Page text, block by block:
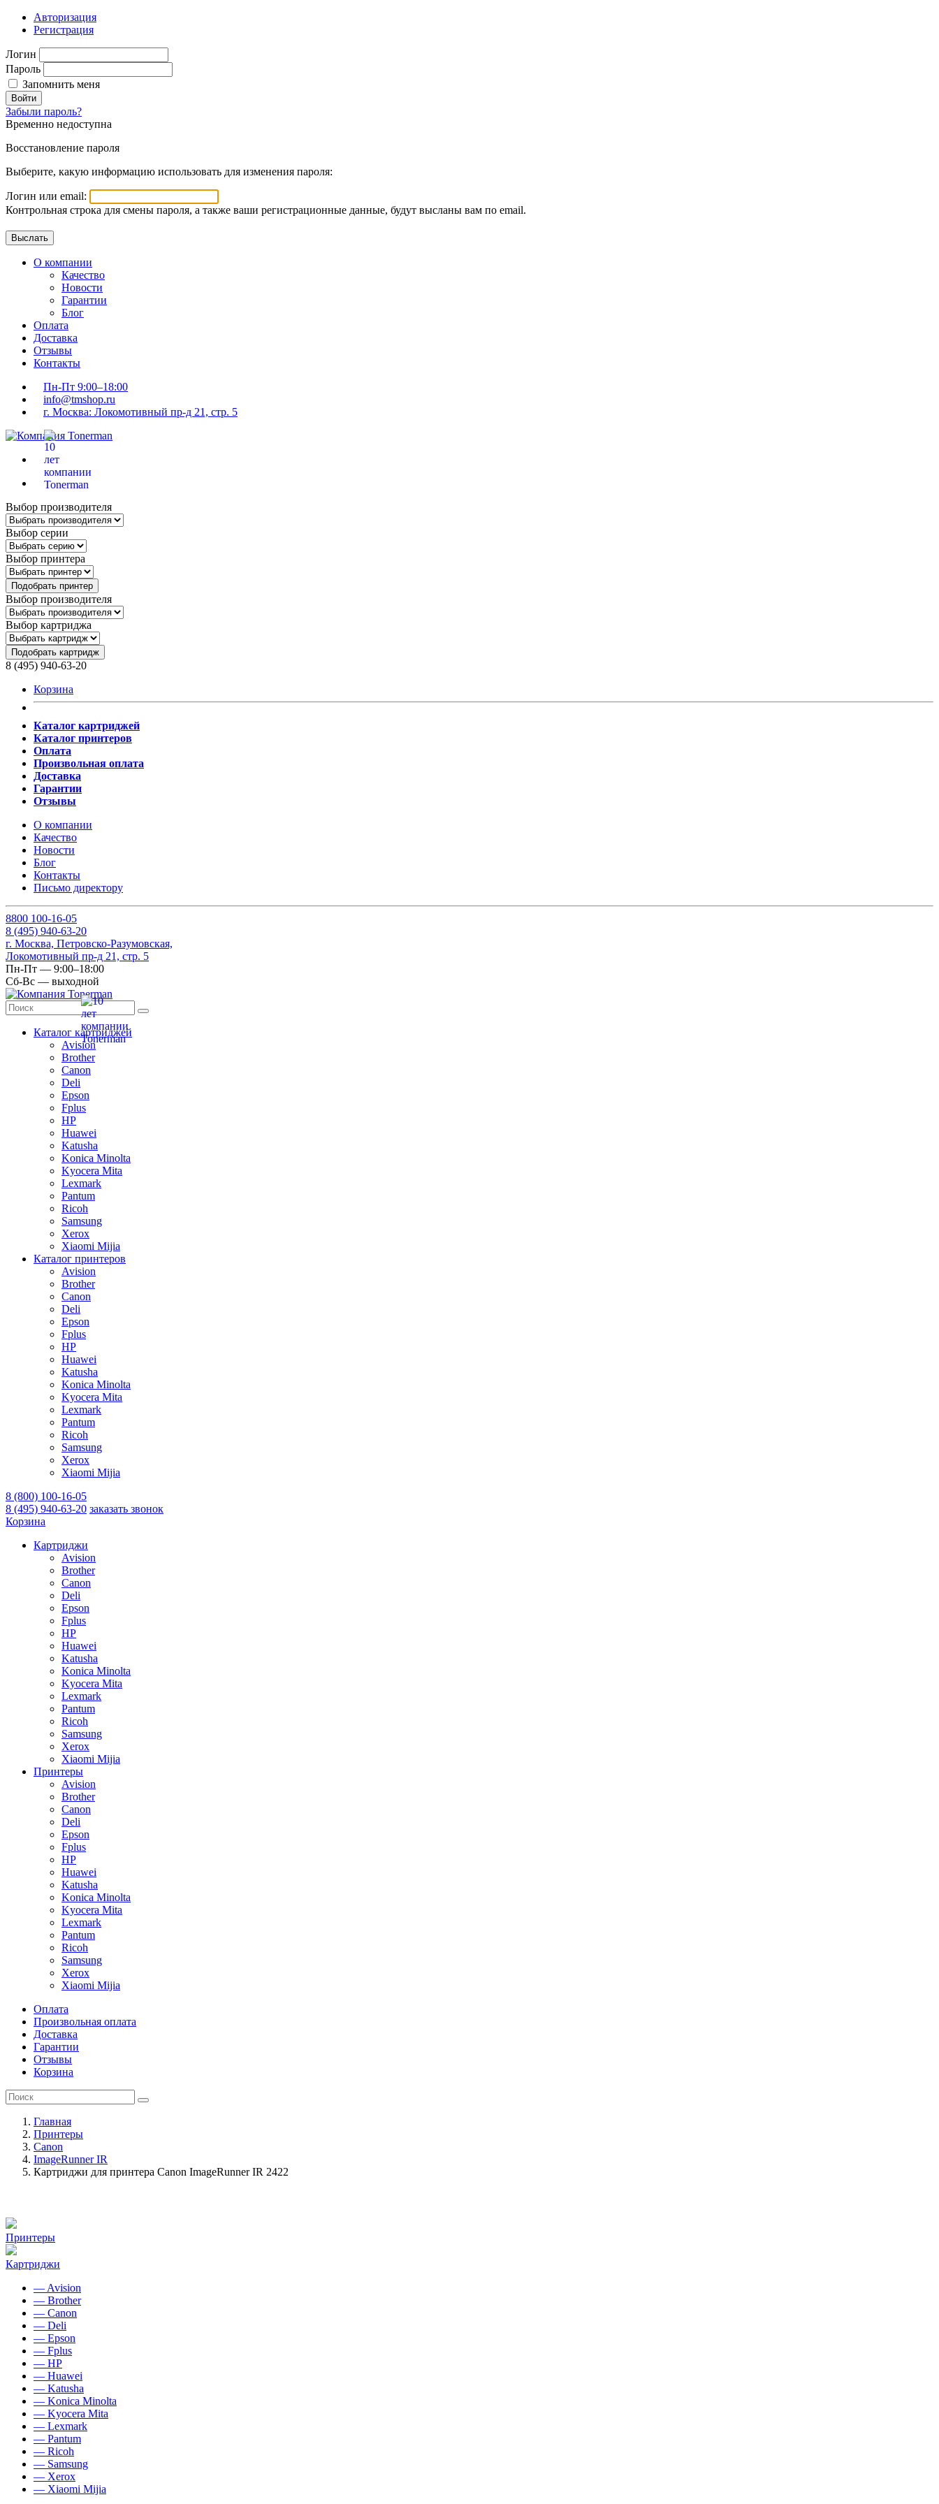
Авторизация
Регистрация
Логин
Пароль
Запомнить меня
Войти
Забыли пароль?
Временно недоступна
Восстановление пароля
Выберите, какую информацию использовать для изменения пароля:
Логин или email:
Контрольная строка для смены пароля, а также ваши регистрационные данные, будут высланы вам по email.
О компании
Качество
Новости
Гарантии
Блог
Оплата
Доставка
Отзывы
Контакты
Пн-Пт 9:00–18:00
info@tmshop.ru
г. Москва: Локомотивный пр-д 21, стр. 5
Выбор производителя
Выбор серии
Выбор принтера
Подобрать принтер
Выбор производителя
Выбор картриджа
Подобрать картридж
8 (495) 940-63-20
Корзина
Каталог картриджей
Каталог принтеров
Оплата
Произвольная оплата
Доставка
Гарантии
Отзывы
О компании
Качество
Новости
Блог
Контакты
Письмо директору
8800 100-16-05
8 (495) 940-63-20
г. Москва, Петровско-Разумовская,
Локомотивный пр-д 21, стр. 5
Пн-Пт — 9:00–18:00
Сб-Вс — выходной
Каталог картриджей
Avision
Brother
Canon
Deli
Epson
Fplus
HP
Huawei
Katusha
Konica Minolta
Kyocera Mita
Lexmark
Pantum
Ricoh
Samsung
Xerox
Xiaomi Mijia
Каталог принтеров
Avision
Brother
Canon
Deli
Epson
Fplus
HP
Huawei
Katusha
Konica Minolta
Kyocera Mita
Lexmark
Pantum
Ricoh
Samsung
Xerox
Xiaomi Mijia
8 (800) 100-16-05
8 (495) 940-63-20 заказать звонок
Корзина
Картриджи
Avision
Brother
Canon
Deli
Epson
Fplus
HP
Huawei
Katusha
Konica Minolta
Kyocera Mita
Lexmark
Pantum
Ricoh
Samsung
Xerox
Xiaomi Mijia
Принтеры
Avision
Brother
Canon
Deli
Epson
Fplus
HP
Huawei
Katusha
Konica Minolta
Kyocera Mita
Lexmark
Pantum
Ricoh
Samsung
Xerox
Xiaomi Mijia
Оплата
Произвольная оплата
Доставка
Гарантии
Отзывы
Корзина
Главная
Принтеры
Canon
ImageRunner IR
Картриджи для принтера Canon ImageRunner IR 2422
Принтеры
Картриджи
— Avision
— Brother
— Canon
— Deli
— Epson
— Fplus
— HP
— Huawei
— Katusha
— Konica Minolta
— Kyocera Mita
— Lexmark
— Pantum
— Ricoh
— Samsung
— Xerox
— Xiaomi Mijia